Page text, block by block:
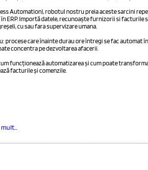
Automation), robotul nostru preia aceste sarcini
ERP. Importă datele, recunoaște furnizorii si facturile
cu sau fara supervizare umana.
procese care înainte durau ore întregi se fac automat
concentra pe dezvoltarea afacerii.
funcționează automatizarea și cum poate
facturile și comenzile.